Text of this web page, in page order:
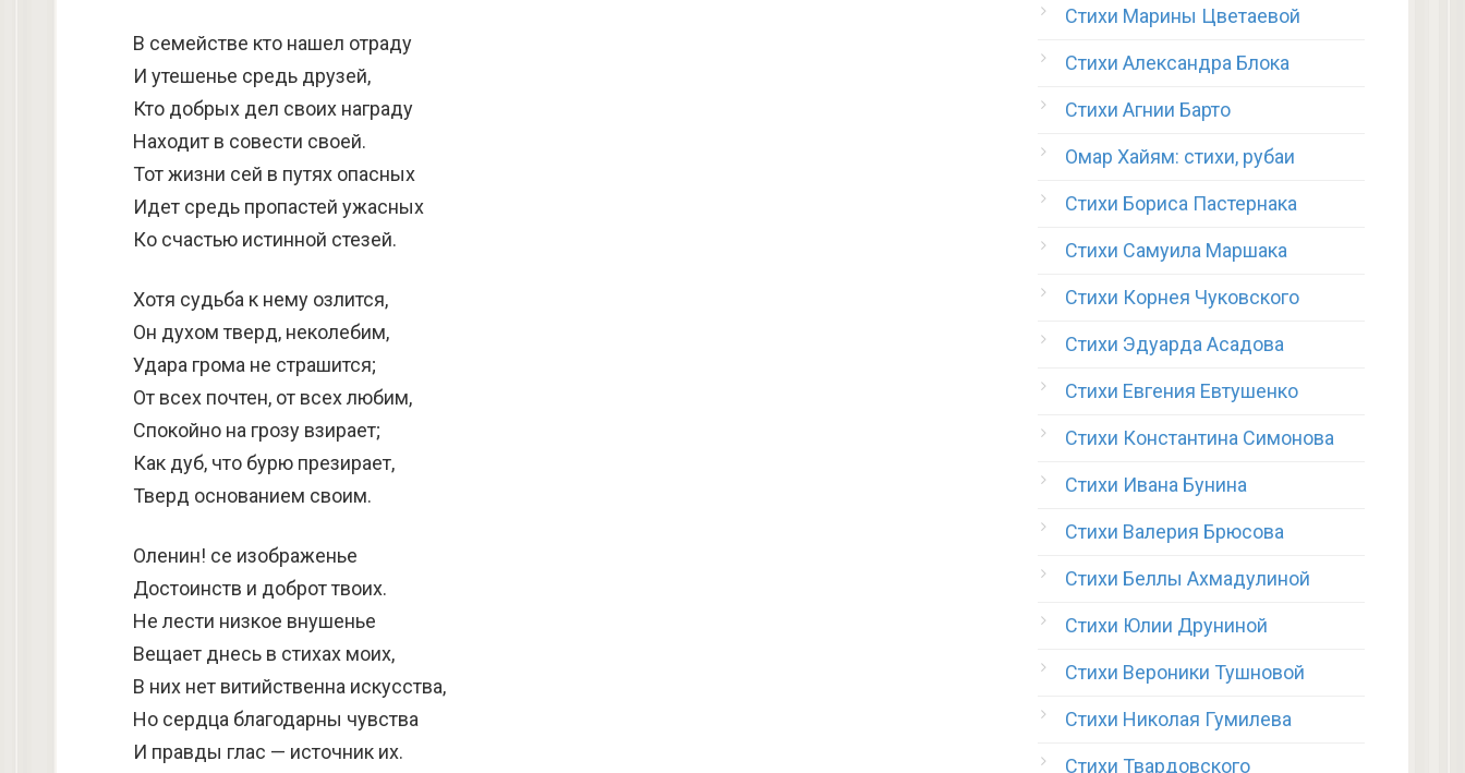
В семействе кто нашел отраду
И утешенье средь друзей,
Кто добрых дел своих награду
Находит в совести своей.
Тот жизни сей в путях опасных
Идет средь пропастей ужасных
Ко счастью истинной стезей.
Хотя судьба к нему озлится,
Он духом тверд, неколебим,
Удара грома не страшится;
От всех почтен, от всех любим,
Спокойно на грозу взирает;
Как дуб, что бурю презирает,
Тверд основанием своим.
Оленин! се изображенье
Достоинств и доброт твоих.
Не лести низкое внушенье
Вещает днесь в стихах моих,
В них нет витийственна искусства,
Но сердца благодарны чувства
И правды глас — источник их.
Стихи Марины Цветаевой
Стихи Александра Блока
Стихи Агнии Барто
Омар Хайям: стихи, рубаи
Стихи Бориса Пастернака
Стихи Самуила Маршака
Стихи Корнея Чуковского
Стихи Эдуарда Асадова
Стихи Евгения Евтушенко
Стихи Константина Симонова
Стихи Ивана Бунина
Стихи Валерия Брюсова
Стихи Беллы Ахмадулиной
Стихи Юлии Друниной
Стихи Вероники Тушновой
Стихи Николая Гумилева
Стихи Твардовского